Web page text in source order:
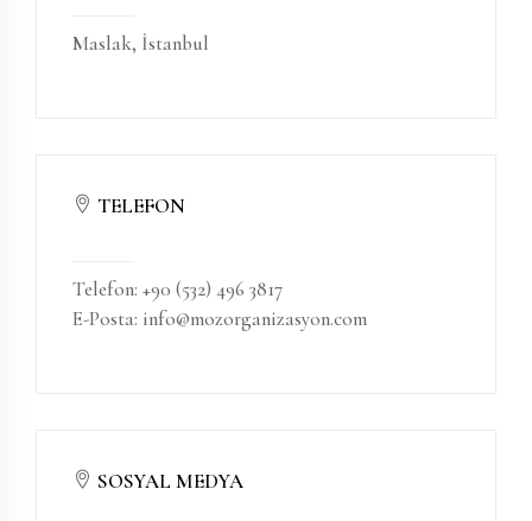
Maslak, İstanbul
TELEFON
Telefon: +90 (532) 496 3817
E-Posta: info@mozorganizasyon.com
SOSYAL MEDYA